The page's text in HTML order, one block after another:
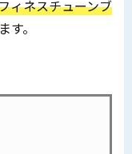
ィネスチューンブ
す。